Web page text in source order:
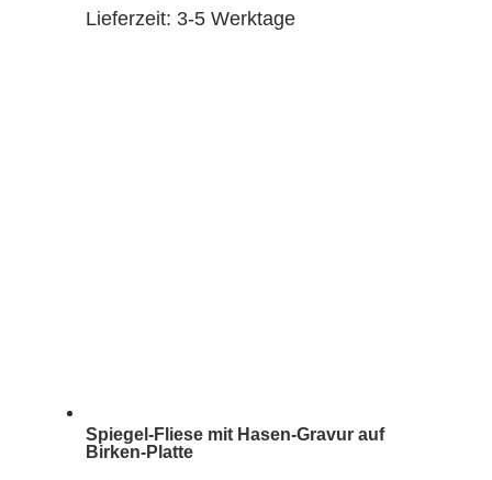
Lieferzeit: 3-5 Werktage
Spiegel-Fliese mit Hasen-Gravur auf
Birken-Platte